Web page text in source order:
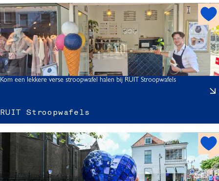
-
s
t
l
s
RUIT Stroopwafels
I
S
t
r
h
o
t
s
p
o
t
Kom een lekkere verse stroopwafel halen bij RUIT Stroopwafels
h
t
s